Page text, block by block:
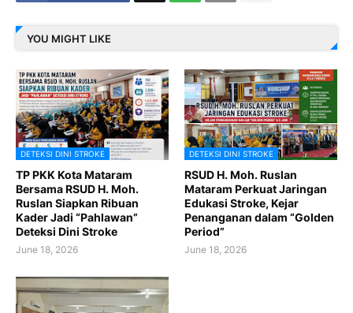
YOU MIGHT LIKE
DETEKSI DINI STROKE
TP PKK Kota Mataram
Bersama RSUD H. Moh.
Ruslan Siapkan Ribuan
Kader Jadi “Pahlawan”
Deteksi Dini Stroke
June 18, 2026
DETEKSI DINI STROKE
RSUD H. Moh. Ruslan
Mataram Perkuat Jaringan
Edukasi Stroke, Kejar
Penanganan dalam “Golden
Period”
June 18, 2026